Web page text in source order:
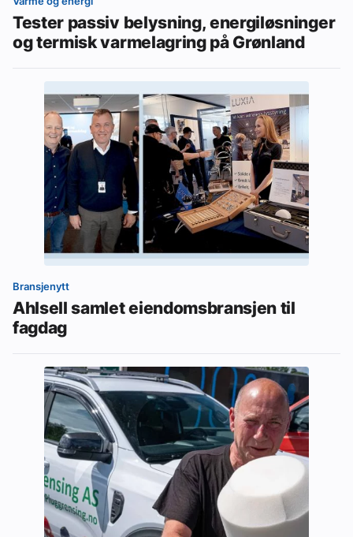
Tester passiv belysning, energiløsninger
og termisk varmelagring på Grønland
Bransjenytt
Ahlsell samlet eiendomsbransjen til
fagdag